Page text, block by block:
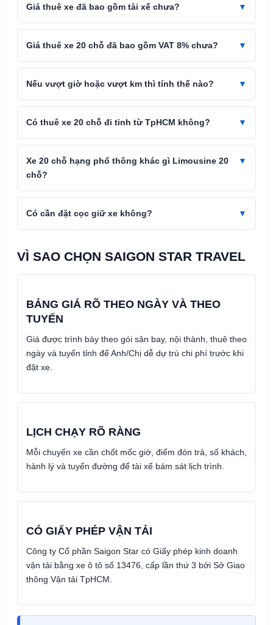
Giá thuê xe đã bao gồm tài xế chưa?
Giá thuê xe 20 chỗ đã bao gồm VAT 8% chưa?
Nếu vượt giờ hoặc vượt km thì tính thế nào?
Có thuê xe 20 chỗ đi tỉnh từ TpHCM không?
Xe 20 chỗ hạng phổ thông khác gì Limousine 20
chỗ?
Có cần đặt cọc giữ xe không?
VÌ SAO CHỌN SAIGON STAR TRAVEL
BẢNG GIÁ RÕ THEO NGÀY VÀ THEO
TUYẾN
Giá được trình bày theo gói sân bay, nội thành, thuê theo
ngày và tuyến tỉnh để Anh/Chị dễ dự trù chi phí trước khi
đặt xe.
LỊCH CHẠY RÕ RÀNG
Mỗi chuyến xe cần chốt mốc giờ, điểm đón trả, số khách,
hành lý và tuyến đường để tài xế bám sát lịch trình.
CÓ GIẤY PHÉP VẬN TẢI
Công ty Cổ phần Saigon Star có Giấy phép kinh doanh
vận tải bằng xe ô tô số 13476, cấp lần thứ 3 bởi Sở Giao
thông Vận tải TpHCM.